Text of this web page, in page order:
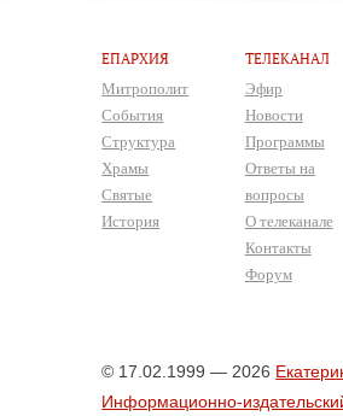
ЕПАРХИЯ
Митрополит
События
Структура
Храмы
Святые
История
ТЕЛЕКАНАЛ
Эфир
Новости
Программы
Ответы на
вопросы
О телеканале
Контакты
Форум
© 17.02.1999 — 2026
Информационно-